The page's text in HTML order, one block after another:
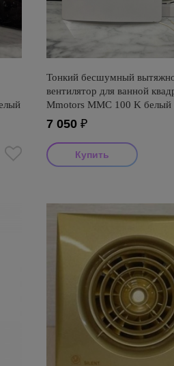
Тонкий бесшумный
вентилятор для ванной
Mmotors ММC 100 K белый
7 050₽